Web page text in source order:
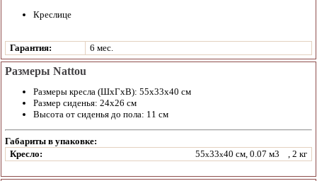
Креслице
Гарантия: 6 мес.
Размеры Nattou
Размеры кресла (ШхГхВ): 55х33х40 см
Размер сиденья: 24х26 см
Высота от сиденья до пола: 11 см
Габариты в упаковке:
Кресло:
55x33x40 см, 0.07 м3 , 2 кг